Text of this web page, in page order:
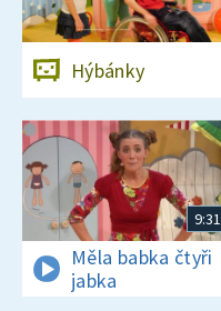
Hýbánky
9:31
Měla babka čtyři
jabka